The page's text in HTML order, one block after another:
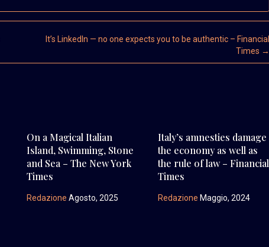
It’s LinkedIn — no one expects you to be authentic – Financial
Times →
On a Magical Italian
Island, Swimming, Stone
and Sea – The New York
Times
Redazione Agosto, 2025
Italy’s amnesties damage
the economy as well as
the rule of law – Financial
Times
Redazione Maggio, 2024